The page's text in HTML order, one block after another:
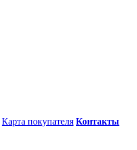
Карта покупателя Контакты